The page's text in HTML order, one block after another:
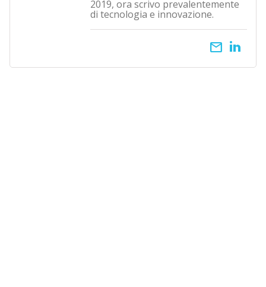
2019, ora scrivo prevalentemente
di tecnologia e innovazione.
email